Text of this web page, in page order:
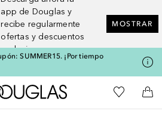
app de Douglas y
recibe regularmente
ofertas y descuentos
exclusivos
MOSTRAR
SUMMER15. ¡Por tiempo
A Douglas HomeMi lista de
A